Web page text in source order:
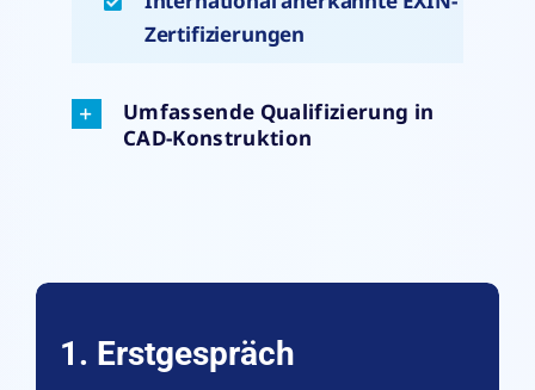
Zertifizierungen
Umfassende Qualifizierung in
CAD-Konstruktion
1. Erstgespräch